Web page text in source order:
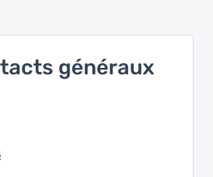
généraux